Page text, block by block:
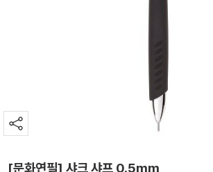
[문화연필] 샤크 샤프 0.5mm